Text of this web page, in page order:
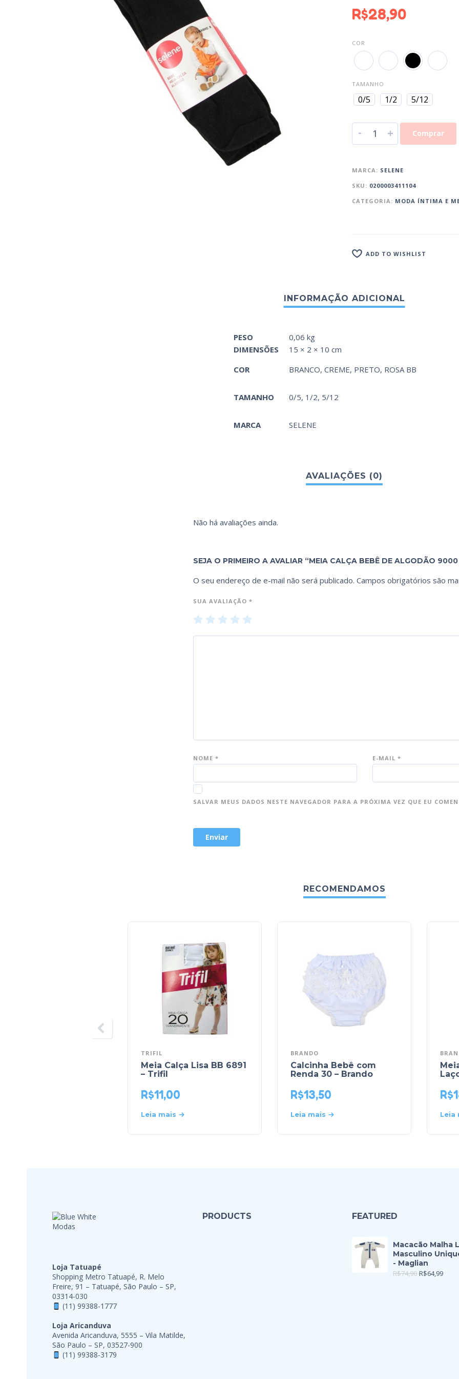
R$28,90
COR
TAMANHO
0/5 1/2 5/12
- + Comprar
MARCA: SELENE
SKU: 0200003411104
CATEGORIA: MODA ÍNTIMA E
ADD TO WISHLIST
PESO
0,06 kg
DIMENSÕES
15 × 2 × 10 cm
COR
BRANCO, CREME, PRETO, ROSA BB
TAMANHO 0/5, 1/2, 5/12
MARCA SELENE
Não há avaliações ainda.
SEJA O PRIMEIRO A AVALIAR “MEIA CALÇA BEBÊ DE ALGODÃO 9000
O seu endereço de e-mail não será publicado. Campos obrigatórios são
SUA AVALIAÇÃO *
1 2 3 4
NOME * E-MAIL *
SALVAR MEUS DADOS NESTE NAVEGADOR PARA A PRÓXIMA VEZ QUE EU
RECOMENDAMOS
TRIFIL
Meia Calça Lisa BB 6891
– Trifil
R$11,00
Leia mais
BRANDO
Calcinha Bebê com
Renda 30 – Brando
R$13,50
Leia mais
R$
Leia
Loja Tatuapé
Shopping Metro Tatuapé, R. Melo
Freire, 91 – Tatuapé, São Paulo – SP,
03314-030
(11) 99388-1777
Loja Aricanduva
Avenida Aricanduva, 5555 – Vila Matilde,
São Paulo – SP, 03527-900
(11) 99388-3179
PRODUCTS FEATURED
Macacão Malha
Masculino
- Maglian
R$74,90 R$64,99